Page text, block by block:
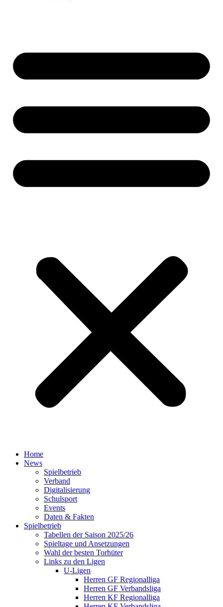
Home
News
Spielbetrieb
Verband
Digitalisierung
Schulsport
Events
Daten & Fakten
Spielbetrieb
Tabellen der Saison 2025/26
Spieltage und Ansetzungen
Wahl der besten Torhüter
Links zu den Ligen
U-Ligen
Herren GF Regionalliga
Herren GF Verbandsliga
Herren KF Regionalliga